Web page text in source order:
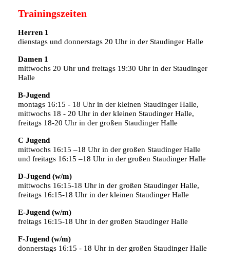
Trainingszeiten
Herren 1
dienstags und donnerstags 20 Uhr in der Staudinger Halle
Damen 1
mittwochs 20 Uhr und freitags 19:30 Uhr in der Staudinger
Halle
B-Jugend
montags 16:15 - 18 Uhr in der kleinen Staudinger Halle,
mittwochs 18 - 20 Uhr in der kleinen Staudinger Halle,
freitags 18-20 Uhr in der großen Staudinger Halle
C Jugend
mittwochs 16:15 –18 Uhr in der großen Staudinger Halle
und freitags 16:15 –18 Uhr in der großen Staudinger Halle
D-Jugend (w/m)
mittwochs 16:15-18 Uhr in der großen Staudinger Halle,
freitags 16:15-18 Uhr in der kleinen Staudinger Halle
E-Jugend (w/m)
freitags 16:15-18 Uhr in der großen Staudinger Halle
F-Jugend (w/m)
donnerstags 16:15 - 18 Uhr in der großen Staudinger Halle